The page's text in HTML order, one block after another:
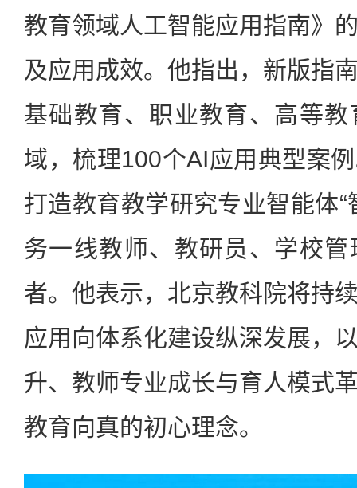
教育领域人工智能应用指南》
及应用成效。他指出，新版指
基础教育、职业教育、高等
域，梳理100个AI应用典型案
打造教育教学研究专业智能体“
务一线教师、教研员、学校
者。他表示，北京教科院将持
应用向体系化建设纵深发展，
升、教师专业成长与育人模式
教育向真的初心理念。